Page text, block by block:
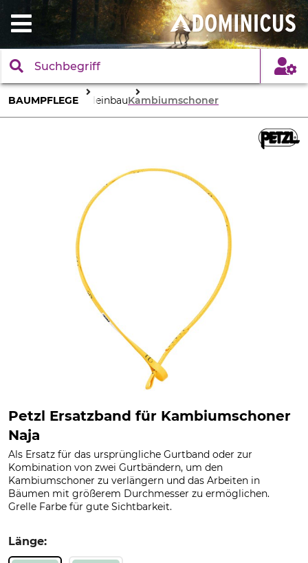
BAUMPFLEGE SeileinbauKambiumschoner
Petzl Ersatzband für Kambiumschoner
Naja
Als Ersatz für das ursprüngliche Gurtband oder zur
Kombination von zwei Gurtbändern, um den
Kambiumschoner zu verlängern und das Arbeiten in
Bäumen mit größerem Durchmesser zu ermöglichen.
Grelle Farbe für gute Sichtbarkeit.
Länge: